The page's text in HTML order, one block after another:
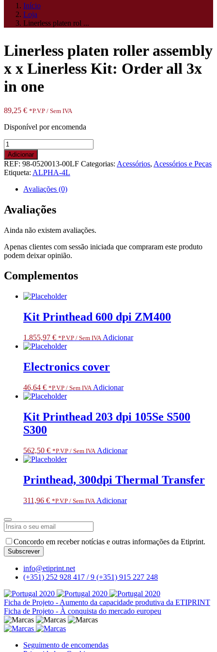
Início
Loja
Linerless platen rol ...
Linerless platen roller assembly
x x Linerless Kit: Order all 3x
in one
89,25 € *P.V.P / Sem IVA
Disponível por encomenda
Quantidade
de
Linerless
platen
roller
assembly
x
Linerless
Order
3x
in
Adicionar
REF: 98-0520013-00LF Categorias: Acessórios, Acessórios e Peças
Etiqueta: ALPHA-4L
Avaliações (0)
Avaliações
Ainda não existem avaliações.
Apenas clientes com sessão iniciada que compraram este produto
podem deixar opinião.
Complementos
Kit Printhead 600 dpi ZM400
1.855,97 € *P.V.P / Sem IVA Adicionar
Electronics cover
46,64 € *P.V.P / Sem IVA Adicionar
Kit Printhead 203 dpi 105Se S500
S300
562,50 € *P.V.P / Sem IVA Adicionar
Printhead, 300dpi Thermal Transfer
311,96 € *P.V.P / Sem IVA Adicionar
Number*
Concordo em receber notícias e outras informações da Etiprint.
Subscrever
info@etiprint.net
(+351) 252 928 417 / 9 (+351) 915 227 248
Ficha de Projeto - Aumento da capacidade produtiva da ETIPRINT
Ficha de Projeto - À conquista do mercado europeu
Seguimento de encomendas